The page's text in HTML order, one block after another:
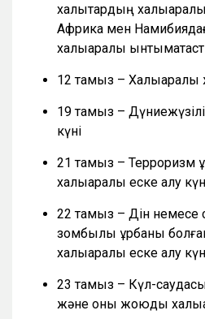
халықтардың
Африка мен
халықаралық
12 тамыз – Халықаралық
19 тамыз –
күні
21 тамыз – Терроризм
халықаралық еске алу
22 тамыз – Дін немесе
зомбылық құрбаны
халықаралық еске алу
23 тамыз – Күл-
және оны жоюды